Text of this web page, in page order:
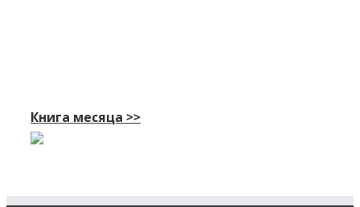
Книга месяца >>